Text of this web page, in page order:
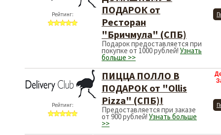
Рейтинг:
ПОДАРОК от
Ресторан
"Бричмула" (СПБ)
Подарок предоставляется при
покупке от 1000 рублей! Узнать
больше >>
Рейтинг:
ПИЦЦА ПОЛЛО В
ПОДАРОК от "Ollis
Pizza" (СПБ)!
Предоставляется при заказе
от 900 рублей! Узнать больше
>>